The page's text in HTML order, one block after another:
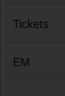
Tickets
EM